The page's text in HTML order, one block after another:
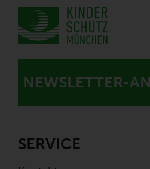
NEWSLETTER-
SERVICE